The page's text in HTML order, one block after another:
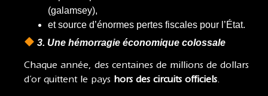
(galamsey),
et source d’énormes pertes fiscales pour l’État.
3. Une hémorragie économique colossale
Chaque année, des centaines de millions de dollars
d’or quittent le pays hors des circuits officiels.